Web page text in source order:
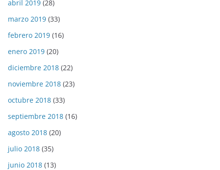
abril 2019 (28)
marzo 2019 (33)
febrero 2019 (16)
enero 2019 (20)
diciembre 2018 (22)
noviembre 2018 (23)
octubre 2018 (33)
septiembre 2018 (16)
agosto 2018 (20)
julio 2018 (35)
junio 2018 (13)